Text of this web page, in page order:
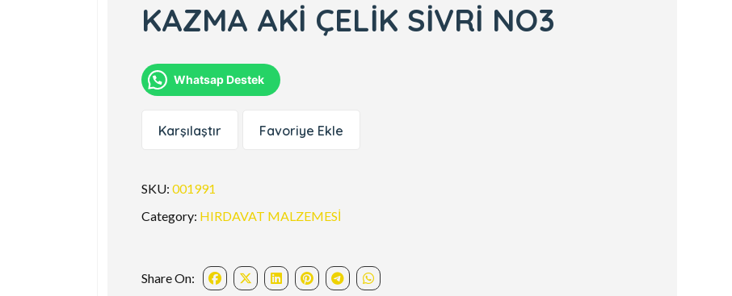
KAZMA AKİ ÇELİK SİVRİ NO3
Whatsap Destek
Karşılaştır Favoriye Ekle
SKU:001991
Category: HIRDAVAT MALZEMESİ
Share On: